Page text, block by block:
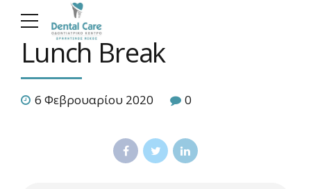
Lunch Break
6 Φεβρουαρίου 2020 0